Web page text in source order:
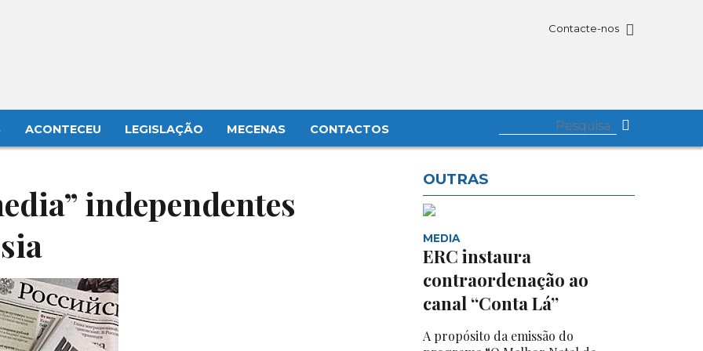
Contacte-nos
ACONTECEU LEGISLAÇÃO MECENAS CONTACTOS
independentes
OUTRAS
MEDIA
ERC instaura
contraordenação ao
canal “Conta Lá”
A propósito da emissão do